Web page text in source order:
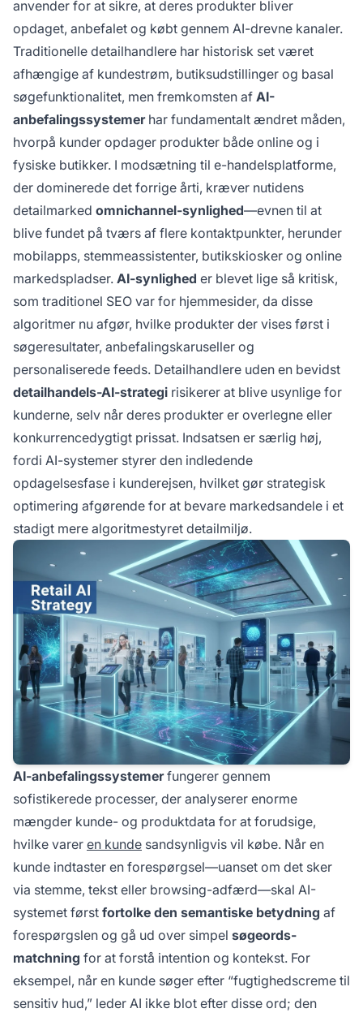
Perplexity og Google AI Overviews.
anvender for at sikre, at deres produkter bliver
opdaget, anbefalet og købt gennem AI-drevne kanaler.
Traditionelle detailhandlere har historisk set været
afhængige af kundestrøm, butiksudstillinger og basal
søgefunktionalitet, men fremkomsten af AI-
anbefalingssystemerhar fundamentalt ændret måden,
hvorpå kunder opdager produkter både online og i
fysiske butikker. I modsætning til e-handelsplatforme,
der dominerede det forrige årti, kræver nutidens
detailmarked omnichannel-synlighed—evnen til at
blive fundet på tværs af flere kontaktpunkter, herunder
mobilapps, stemmeassistenter, butikskiosker og online
markedspladser. AI-synlighed er blevet lige så kritisk,
som traditionel SEO var for hjemmesider, da disse
algoritmer nu afgør, hvilke produkter der vises først i
søgeresultater, anbefalingskaruseller og
personaliserede feeds. Detailhandlere uden en bevidst
detailhandels-AI-strategi risikerer at blive usynlige for
kunderne, selv når deres produkter er overlegne eller
konkurrencedygtigt prissat. Indsatsen er særlig høj,
fordi AI-systemer styrer den indledende
opdagelsesfase i kunderejsen, hvilket gør strategisk
optimering afgørende for at bevare markedsandele i et
stadigt mere algoritmestyret detailmiljø.
AI-anbefalingssystemerfungerer gennem
sofistikerede processer, der analyserer enorme
mængder kunde- og produktdata for at forudsige,
hvilke varer en kunde sandsynligvis vil købe. Når en
kunde indtaster en forespørgsel—uanset om det sker
via stemme, tekst eller browsing-adfærd—skal AI-
systemet først fortolke den semantiske betydning af
forespørgslen og gå ud over simpel søgeords-
matchning for at forstå intention og kontekst. For
eksempel, når en kunde søger efter “fugtighedscreme til
sensitiv hud,” leder AI ikke blot efter disse ord; den